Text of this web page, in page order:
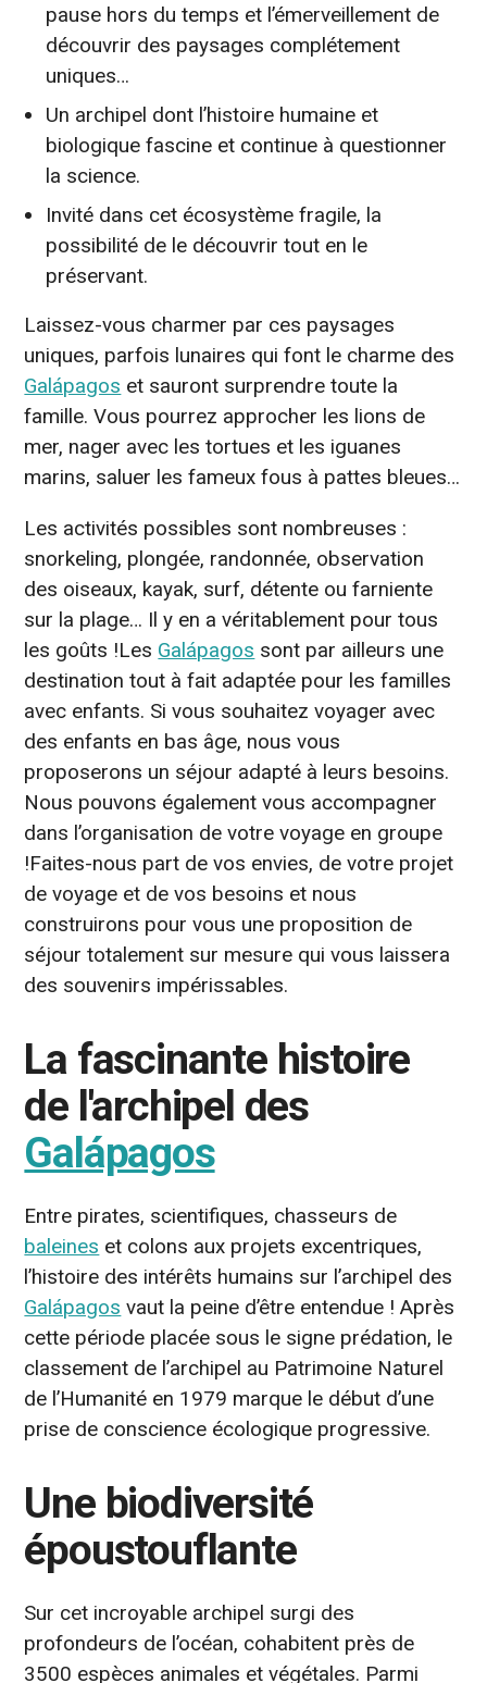
pause hors du temps et l’émerveillement de
découvrir des paysages complétement
uniques…
Un archipel dont l’histoire humaine et
biologique fascine et continue à questionner
la science.
Invité dans cet écosystème fragile, la
possibilité de le découvrir tout en le
préservant.
Laissez-vous charmer par ces paysages
uniques, parfois lunaires qui font le charme des
Galápagos et sauront surprendre toute la
famille. Vous pourrez approcher les lions de
mer, nager avec les tortues et les iguanes
marins, saluer les fameux fous à pattes bleues…
Les activités possibles sont nombreuses :
snorkeling, plongée, randonnée, observation
des oiseaux, kayak, surf, détente ou farniente
sur la plage… Il y en a véritablement pour tous
les goûts !Les Galápagos sont par ailleurs une
destination tout à fait adaptée pour les familles
avec enfants. Si vous souhaitez voyager avec
des enfants en bas âge, nous vous
proposerons un séjour adapté à leurs besoins.
Nous pouvons également vous accompagner
dans l’organisation de votre voyage en groupe
!Faites-nous part de vos envies, de votre projet
de voyage et de vos besoins et nous
construirons pour vous une proposition de
séjour totalement sur mesure qui vous laissera
des souvenirs impérissables.
La fascinante histoire
de l'archipel des
Galápagos
Entre pirates, scientifiques, chasseurs de
baleines et colons aux projets excentriques,
l’histoire des intérêts humains sur l’archipel des
Galápagos vaut la peine d’être entendue ! Après
cette période placée sous le signe prédation, le
classement de l’archipel au Patrimoine Naturel
de l’Humanité en 1979 marque le début d’une
prise de conscience écologique progressive.
Une biodiversité
époustouflante
Sur cet incroyable archipel surgi des
profondeurs de l’océan, cohabitent près de
3500 espèces animales et végétales. Parmi